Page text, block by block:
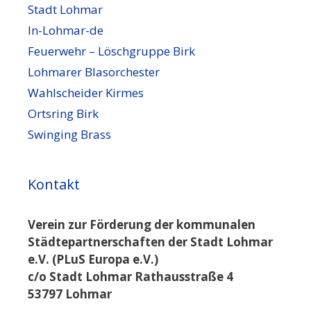
Stadt Lohmar
In-Lohmar-de
Feuerwehr – Löschgruppe Birk
Lohmarer Blasorchester
Wahlscheider Kirmes
Ortsring Birk
Swinging Brass
Kontakt
Verein zur Förderung der kommunalen
Städtepartnerschaften der Stadt Lohmar
e.V. (PLuS Europa e.V.)
c/o Stadt Lohmar Rathausstraße 4
53797 Lohmar